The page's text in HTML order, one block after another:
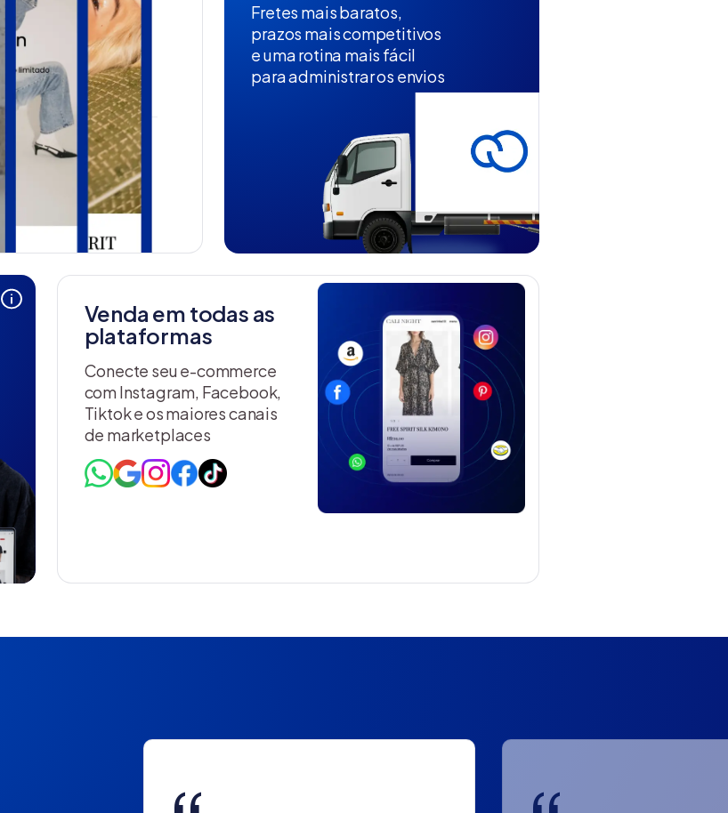
Fretes mais baratos,
prazos mais competitivos
e uma rotina mais fácil
para administrar os envios
Venda em todas as
plataformas
Conecte seu e-commerce
com Instagram, Facebook,
Tiktok e os maiores canais
de marketplaces